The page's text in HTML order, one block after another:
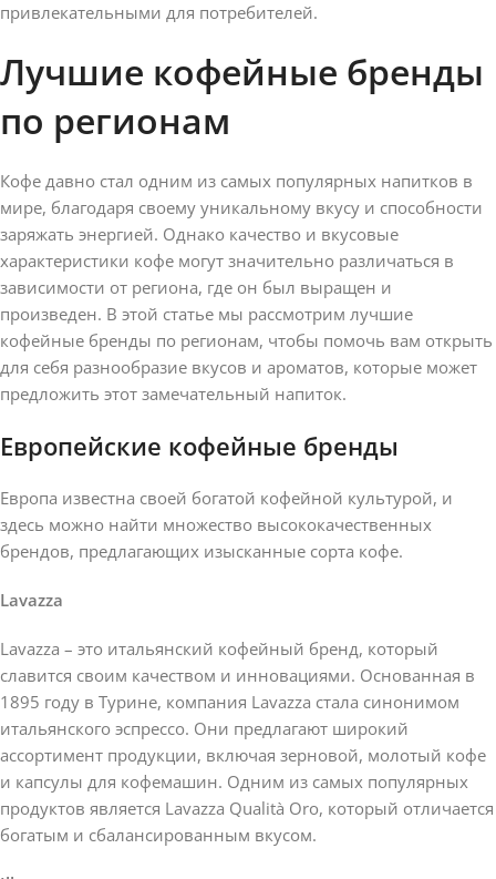
привлекательными для потребителей.
Лучшие кофейные бренды
по регионам
Кофе давно стал одним из самых популярных напитков в
мире, благодаря своему уникальному вкусу и способности
заряжать энергией. Однако качество и вкусовые
характеристики кофе могут значительно различаться в
зависимости от региона, где он был выращен и
произведен. В этой статье мы рассмотрим лучшие
кофейные бренды по регионам, чтобы помочь вам открыть
для себя разнообразие вкусов и ароматов, которые может
предложить этот замечательный напиток.
Европейские кофейные бренды
Европа известна своей богатой кофейной культурой, и
здесь можно найти множество высококачественных
брендов, предлагающих изысканные сорта кофе.
Lavazza
Lavazza – это итальянский кофейный бренд, который
славится своим качеством и инновациями. Основанная в
1895 году в Турине, компания Lavazza стала синонимом
итальянского эспрессо. Они предлагают широкий
ассортимент продукции, включая зерновой, молотый кофе
и капсулы для кофемашин. Одним из самых популярных
продуктов является Lavazza Qualità Oro, который отличается
богатым и сбалансированным вкусом.